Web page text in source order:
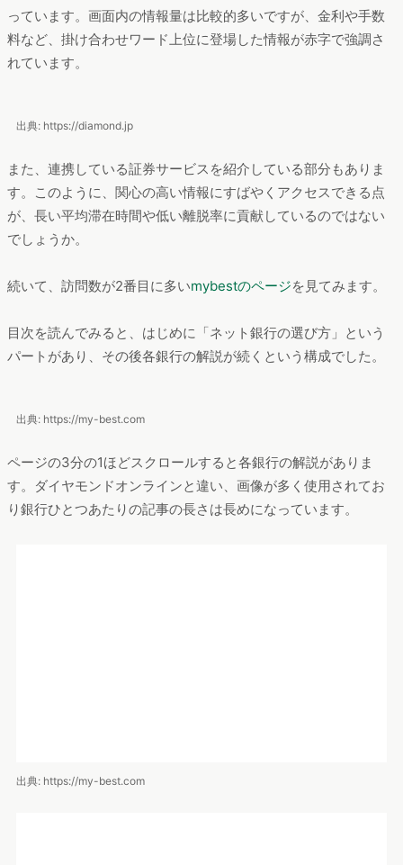
っています。画面内の情報量は比較的多いですが、金利や手数
料など、掛け合わせワード上位に登場した情報が赤字で強調さ
れています。